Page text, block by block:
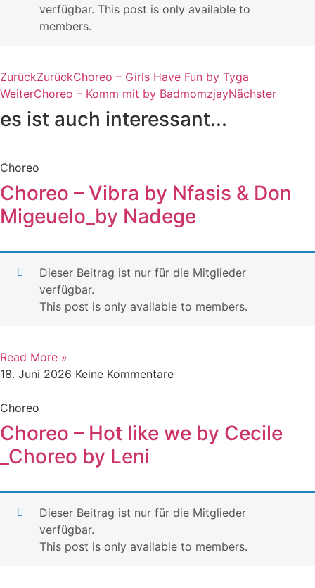
verfügbar. This post is only available to
members.
ZurückZurückChoreo – Girls Have Fun by Tyga
WeiterChoreo – Komm mit by BadmomzjayNächster
es ist auch interessant...
Choreo
Choreo – Vibra by Nfasis & Don
Migeuelo_by Nadege
Dieser Beitrag ist nur für die Mitglieder
verfügbar.
This post is only available to members.
Read More »
18. Juni 2026 Keine Kommentare
Choreo
Choreo – Hot like we by Cecile
_Choreo by Leni
Dieser Beitrag ist nur für die Mitglieder
verfügbar.
This post is only available to members.